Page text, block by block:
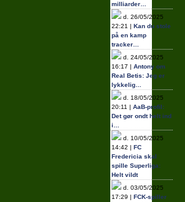
milliarder…
d. 26/05/2025
22:21 | Kan du stole
på en kamp
tracker…
d. 24/05/2025
16:17 | Antony om
Real Betis: Jeg er
lykkelig…
d. 18/05/2025
20:11 | AaB-profil:
Det gør ondt helt ind
i…
d. 10/05/2025
14:42 | FC
Fredericia skal
spille Superliga:
Helt vildt
d. 03/05/2025
17:29 | FCK-spiller